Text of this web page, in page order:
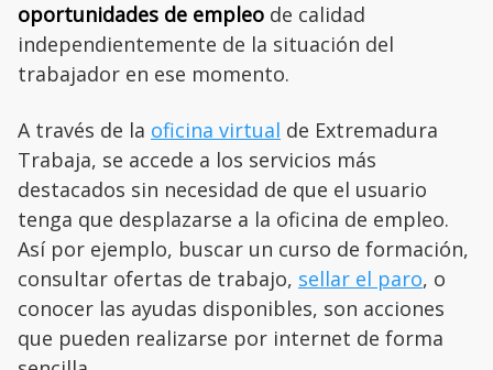
oportunidades de empleo de calidad
independientemente de la situación del
trabajador en ese momento.
A través de la oficina virtual de Extremadura
Trabaja, se accede a los servicios más
destacados sin necesidad de que el usuario
tenga que desplazarse a la oficina de empleo.
Así por ejemplo, buscar un curso de formación,
consultar ofertas de trabajo, sellar el paro, o
conocer las ayudas disponibles, son acciones
que pueden realizarse por internet de forma